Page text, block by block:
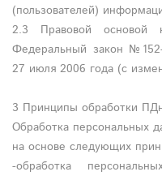
(пользователей)
2.3 Правовой основой
Федеральный закон
27 июля 2006 года (с
3 Принципы обработки
Обработка персональных
на основе следующих
-обработка